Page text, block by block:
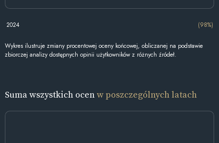
2024 (98%)
Wykres ilustruje zmiany procentowej oceny końcowej, obliczanej na podstawie
zbiorczej analizy dostępnych opinii użytkowników z różnych źródeł.
Suma wszystkich ocenw poszczególnych latach